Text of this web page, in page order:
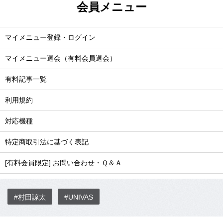
会員メニュー
マイメニュー登録・ログイン
マイメニュー退会（有料会員退会）
有料記事一覧
利用規約
対応機種
特定商取引法に基づく表記
[有料会員限定] お問い合わせ・Ｑ＆Ａ
#村田諒太 #UNIVAS